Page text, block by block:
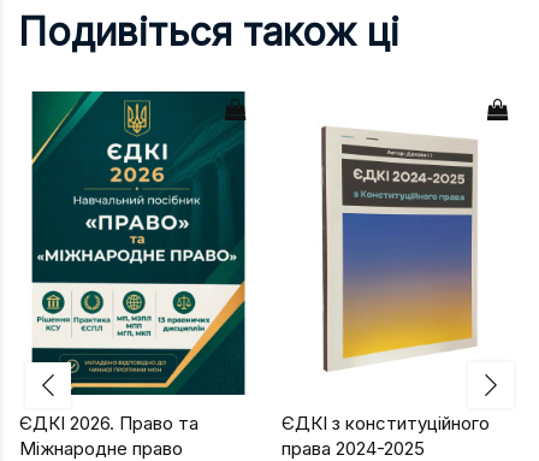
Подивіться також ці
ЄДКІ 2026. Право та
Міжнародне право
ЄДКІ з конституційного
права 2024-2025